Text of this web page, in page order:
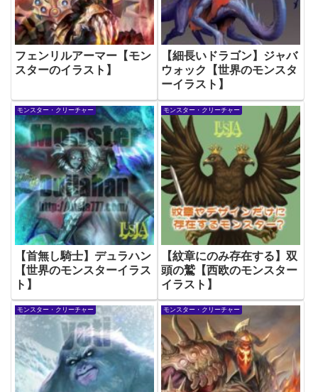
フェンリルアーマー【モン
スターのイラスト】
【細長いドラゴン】ジャバ
ウォック【世界のモンスタ
ーイラスト】
モンスター・クリーチャー
【首無し騎士】デュラハン
【世界のモンスターイラス
ト】
モンスター・クリーチャー
【紋章にのみ存在する】双
頭の鷲【西欧のモンスター
イラスト】
モンスター・クリーチャー モンスター・クリーチャー